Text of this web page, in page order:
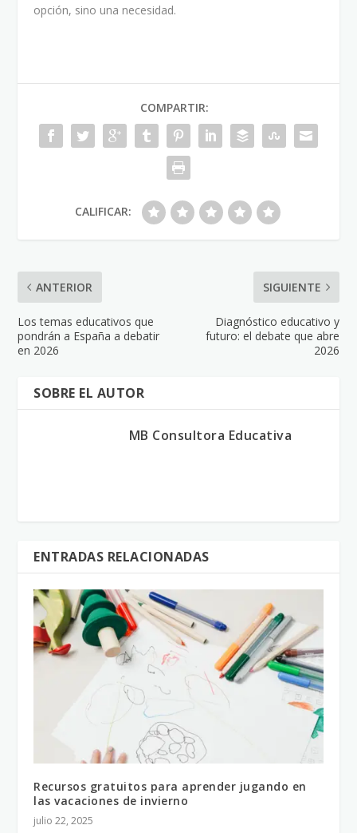
opción, sino una necesidad.
COMPARTIR:
CALIFICAR:
ANTERIOR
Los temas educativos que
pondrán a España a debatir
en 2026
SIGUIENTE
Diagnóstico educativo y
futuro: el debate que abre
2026
SOBRE EL AUTOR
MB Consultora Educativa
ENTRADAS RELACIONADAS
Recursos gratuitos para aprender jugando en
las vacaciones de invierno
julio 22, 2025